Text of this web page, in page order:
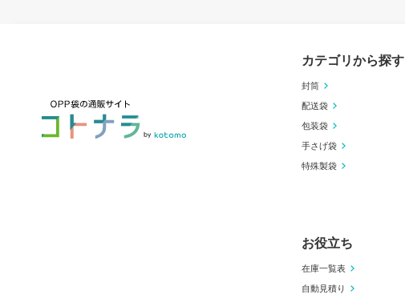
カテゴリから探す
封筒
配送袋
包装袋
手さげ袋
特殊製袋
お役立ち
在庫一覧表
自動見積り